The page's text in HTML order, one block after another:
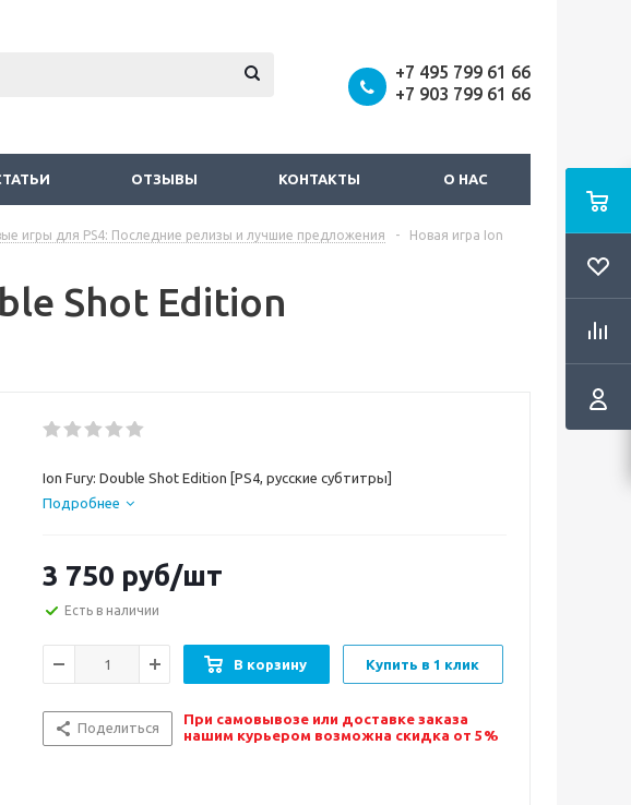
+7 495 799 61 66
+7 903 799 61 66
ОТЗЫВЫ КОНТАКТЫ О НАС
игры для PS4: Последние релизы и лучшие предложения -
Новая игра Ion
Shot Edition
Ion Fury: Double Shot Edition [PS4, русские субтитры]
Подробнее
3 750 руб/шт
Есть в наличии
В корзину Купить в 1 клик
Поделиться
При самовывозе или доставке заказа
нашим курьером возможна скидка от 5%